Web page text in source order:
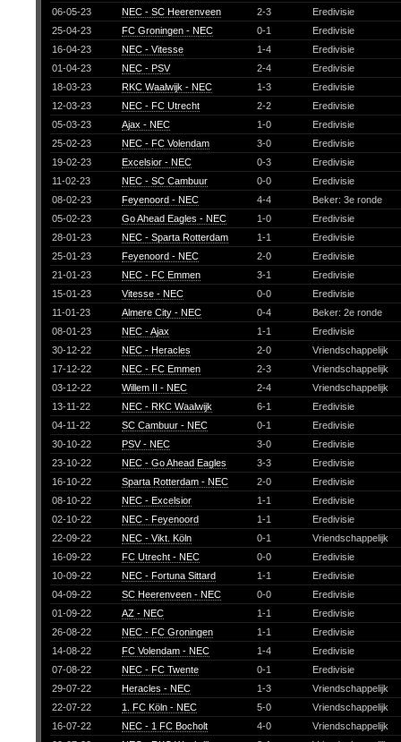
06-05-23
NEC - SC Heerenveen 2-3
Eredivisie
25-04-23
FC Groningen - NEC 0-1
Eredivisie
16-04-23
NEC - Vitesse 1-4
Eredivisie
01-04-23
NEC - PSV 2-4
Eredivisie
18-03-23
RKC Waalwijk - NEC 1-3
Eredivisie
12-03-23
NEC - FC Utrecht 2-2
Eredivisie
05-03-23
Ajax - NEC 1-0
Eredivisie
25-02-23
NEC - FC Volendam 3-0
Eredivisie
19-02-23
Excelsior - NEC 0-3
Eredivisie
11-02-23
NEC - SC Cambuur 0-0
Eredivisie
08-02-23
Feyenoord - NEC 4-4
Beker: 3e ronde
05-02-23
Go Ahead Eagles - NEC 1-0
Eredivisie
28-01-23
NEC - Sparta Rotterdam 1-1
Eredivisie
25-01-23
Feyenoord - NEC 2-0
Eredivisie
21-01-23
NEC - FC Emmen 3-1
Eredivisie
15-01-23
Vitesse - NEC 0-0
Eredivisie
11-01-23
Almere City - NEC 0-4
Beker: 2e ronde
08-01-23
NEC - Ajax 1-1
Eredivisie
30-12-22
NEC - Heracles 2-0
Vriendschappelijk
17-12-22
NEC - FC Emmen 2-3
Vriendschappelijk
03-12-22
Willem II - NEC 2-4
Vriendschappelijk
13-11-22
NEC - RKC Waalwijk 6-1
Eredivisie
04-11-22
SC Cambuur - NEC 0-1
Eredivisie
30-10-22
PSV - NEC 3-0
Eredivisie
23-10-22
NEC - Go Ahead Eagles 3-3
Eredivisie
16-10-22
Sparta Rotterdam - NEC 2-0
Eredivisie
08-10-22
NEC - Excelsior 1-1
Eredivisie
02-10-22
NEC - Feyenoord 1-1
Eredivisie
22-09-22
NEC - Vikt. Köln 0-1
Vriendschappelijk
16-09-22
FC Utrecht - NEC 0-0
Eredivisie
10-09-22
NEC - Fortuna Sittard 1-1
Eredivisie
04-09-22
SC Heerenveen - NEC 0-0
Eredivisie
01-09-22
AZ - NEC 1-1
Eredivisie
26-08-22
NEC - FC Groningen 1-1
Eredivisie
14-08-22
FC Volendam - NEC 1-4
Eredivisie
07-08-22
NEC - FC Twente 0-1
Eredivisie
29-07-22
Heracles - NEC 1-3
Vriendschappelijk
22-07-22
1. FC Köln - NEC 5-0
Vriendschappelijk
16-07-22
NEC - 1 FC Bocholt 4-0
Vriendschappelijk